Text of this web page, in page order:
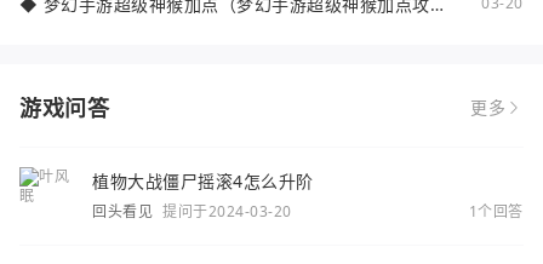
游戏问答 更多
植物大战僵尸摇滚4怎么升阶
回头看见 提问于2024-03-20 1个回答